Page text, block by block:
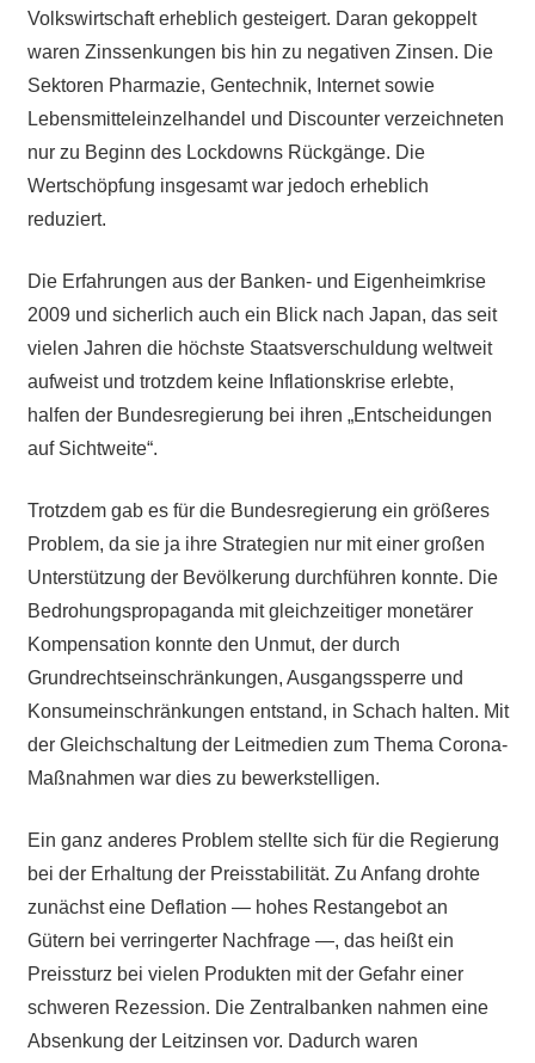
Volkswirtschaft erheblich gesteigert. Daran gekoppelt
waren Zinssenkungen bis hin zu negativen Zinsen. Die
Sektoren Pharmazie, Gentechnik, Internet sowie
Lebensmitteleinzelhandel und Discounter verzeichneten
nur zu Beginn des Lockdowns Rückgänge. Die
Wertschöpfung insgesamt war jedoch erheblich
reduziert.
Die Erfahrungen aus der Banken- und Eigenheimkrise
2009 und sicherlich auch ein Blick nach Japan, das seit
vielen Jahren die höchste Staatsverschuldung weltweit
aufweist und trotzdem keine Inflationskrise erlebte,
halfen der Bundesregierung bei ihren „Entscheidungen
auf Sichtweite“.
Trotzdem gab es für die Bundesregierung ein größeres
Problem, da sie ja ihre Strategien nur mit einer großen
Unterstützung der Bevölkerung durchführen konnte. Die
Bedrohungspropaganda mit gleichzeitiger monetärer
Kompensation konnte den Unmut, der durch
Grundrechtseinschränkungen, Ausgangssperre und
Konsumeinschränkungen entstand, in Schach halten. Mit
der Gleichschaltung der Leitmedien zum Thema Corona-
Maßnahmen war dies zu bewerkstelligen.
Ein ganz anderes Problem stellte sich für die Regierung
bei der Erhaltung der Preisstabilität. Zu Anfang drohte
zunächst eine Deflation — hohes Restangebot an
Gütern bei verringerter Nachfrage —, das heißt ein
Preissturz bei vielen Produkten mit der Gefahr einer
schweren Rezession. Die Zentralbanken nahmen eine
Absenkung der Leitzinsen vor. Dadurch waren